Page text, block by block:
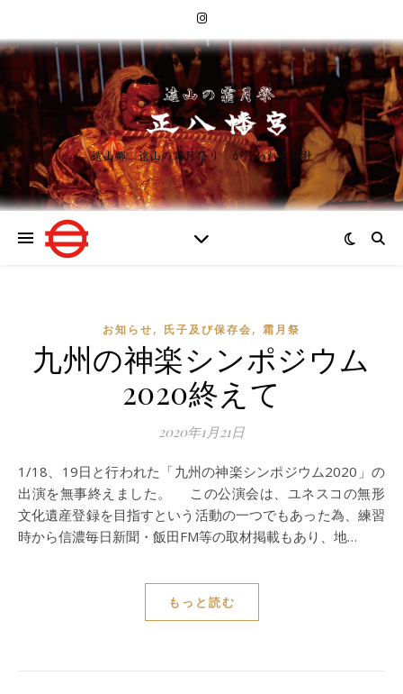
遠山郷 遠山の霜月祭り が行われる神社
お知らせ, 氏子及び保存会, 霜月祭
九州の神楽シンポジウム
2020終えて
2020年1月21日
1/18、19日と行われた「九州の神楽シンポジウム2020」の
出演を無事終えました。 この公演会は、ユネスコの無形
文化遺産登録を目指すという活動の一つでもあった為、練習
時から信濃毎日新聞・飯田FM等の取材掲載もあり、地…
もっと読む